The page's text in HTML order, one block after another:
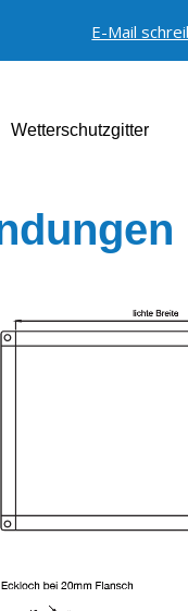
E-Mail
für
Wetterschutzgitter